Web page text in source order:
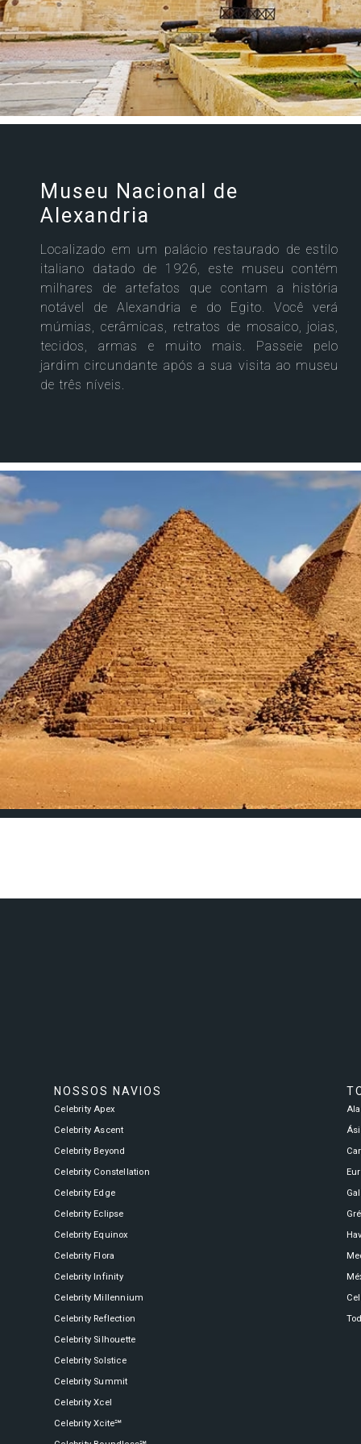
Wanderer℠
Flora®
Museu Nacional de
Alexandria
Localizado em um palácio restaurado de estilo
italiano datado de 1926, este museu contém
milhares de artefatos que contam a história
notável de Alexandria e do Egito. Você verá
múmias, cerâmicas, retratos de mosaico, joias,
tecidos, armas e muito mais. Passeie pelo
jardim circundante após a sua visita ao museu
de três níveis.
NOSSOS NAVIOS
Celebrity Apex
Celebrity Ascent
Celebrity Beyond
Celebrity Constellation
Celebrity Edge
Celebrity Eclipse
Celebrity Equinox
Celebrity Flora
Celebrity Infinity
Celebrity Millennium
Celebrity Reflection
Celebrity Silhouette
Celebrity Solstice
Celebrity Summit
Celebrity Xcel
Celebrity Xcite℠